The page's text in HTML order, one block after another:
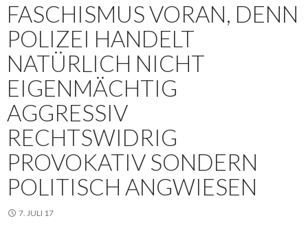
FASCHISMUS VORAN, DENN
POLIZEI HANDELT
NATÜRLICH NICHT
EIGENMÄCHTIG
AGGRESSIV
RECHTSWIDRIG
PROVOKATIV SONDERN
POLITISCH ANGWIESEN
7. JULI 17